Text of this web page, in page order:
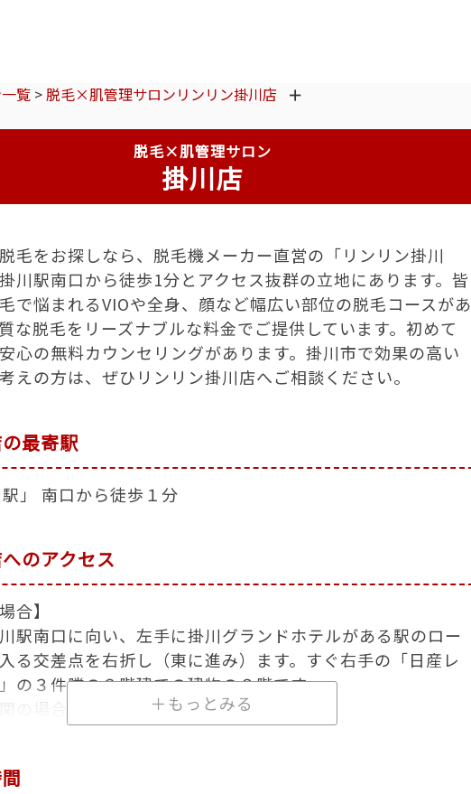
覧 >脱毛×肌管理サロンリンリン掛川店
脱毛×肌管理サロン
掛川店
毛をお探しなら、脱毛機メーカー直営の「リンリン掛川
川駅南口から徒歩1分とアクセス抜群の立地にあります。皆
で悩まれるVIOや全身、顔など幅広い部位の脱毛コースがあ
な脱毛をリーズナブルな料金でご提供しています。初めて
心の無料カウンセリングがあります。掛川市で効果の高い
えの方は、ぜひリンリン掛川店へご相談ください。
最寄駅
」 南口から徒歩１分
のアクセス
合】
駅南口に向い、左手に掛川グランドホテルがある駅のロー
る交差点を右折し（東に進み）ます。すぐ右手の「日産レ
の３件隣の３階建ての建物の２階です。
の場合】
合 … 掛川駅下車、南口徒歩１分。南口から「トヨタレンタ
件隣の３階建ての建物の２階です。
＋もっとみる